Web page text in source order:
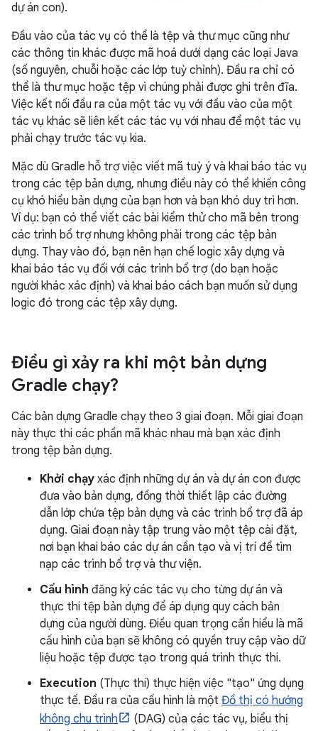
dự án con).
Đầu vào của tác vụ có thể là tệp và thư mục cũng như
các thông tin khác được mã hoá dưới dạng các loại Java
(số nguyên, chuỗi hoặc các lớp tuỳ chỉnh). Đầu ra chỉ có
thể là thư mục hoặc tệp vì chúng phải được ghi trên đĩa.
Việc kết nối đầu ra của một tác vụ với đầu vào của một
tác vụ khác sẽ liên kết các tác vụ với nhau để một tác vụ
phải chạy trước tác vụ kia.
Mặc dù Gradle hỗ trợ việc viết mã tuỳ ý và khai báo tác vụ
trong các tệp bản dựng, nhưng điều này có thể khiến công
cụ khó hiểu bản dựng của bạn hơn và bạn khó duy trì hơn.
Ví dụ: bạn có thể viết các bài kiểm thử cho mã bên trong
các trình bổ trợ nhưng không phải trong các tệp bản
dựng. Thay vào đó, bạn nên hạn chế logic xây dựng và
khai báo tác vụ đối với các trình bổ trợ (do bạn hoặc
người khác xác định) và khai báo cách bạn muốn sử dụng
logic đó trong các tệp xây dựng.
Điều gì xảy ra khi một bản dựng
Gradle chạy?
Các bản dựng Gradle chạy theo 3 giai đoạn. Mỗi giai đoạn
này thực thi các phần mã khác nhau mà bạn xác định
trong tệp bản dựng.
Khởi chạy xác định những dự án và dự án con được
đưa vào bản dựng, đồng thời thiết lập các đường
dẫn lớp chứa tệp bản dựng và các trình bổ trợ đã áp
dụng. Giai đoạn này tập trung vào một tệp cài đặt,
nơi bạn khai báo các dự án cần tạo và vị trí để tìm
nạp các trình bổ trợ và thư viện.
Cấu hình đăng ký các tác vụ cho từng dự án và
thực thi tệp bản dựng để áp dụng quy cách bản
dựng của người dùng. Điều quan trọng cần hiểu là mã
cấu hình của bạn sẽ không có quyền truy cập vào dữ
liệu hoặc tệp được tạo trong quá trình thực thi.
Execution (Thực thi) thực hiện việc "tạo" ứng dụng
thực tế. Đầu ra của cấu hình là một Đồ thị có hướng
không chu trình
(DAG) của các tác vụ, biểu thị